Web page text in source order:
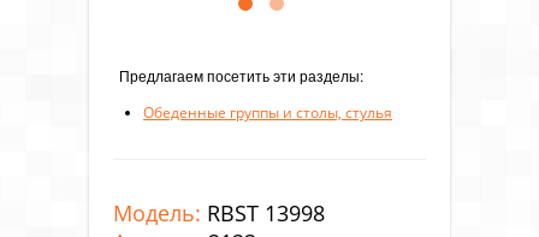
Предлагаем посетить эти разделы:
Обеденные группы и столы, стулья
Модель: RBST 13998